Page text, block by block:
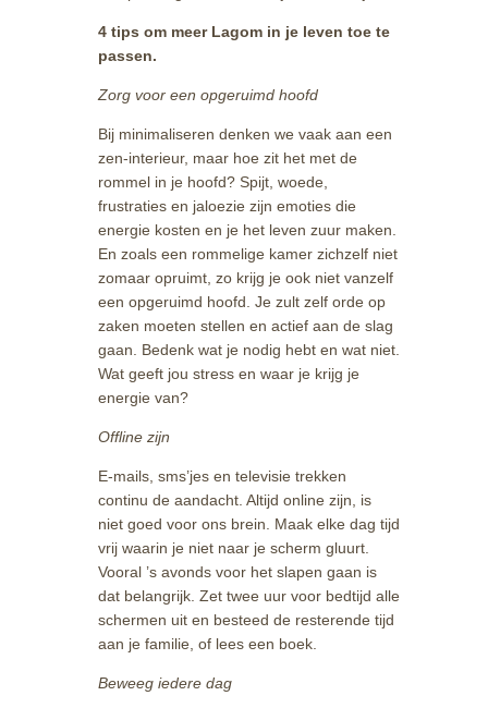
4 tips om meer Lagom in je leven toe te
passen.
Zorg voor een opgeruimd hoofd
Bij minimaliseren denken we vaak aan een
zen-interieur, maar hoe zit het met de
rommel in je hoofd? Spijt, woede,
frustraties en jaloezie zijn emoties die
energie kosten en je het leven zuur maken.
En zoals een rommelige kamer zichzelf niet
zomaar opruimt, zo krijg je ook niet vanzelf
een opgeruimd hoofd. Je zult zelf orde op
zaken moeten stellen en actief aan de slag
gaan. Bedenk wat je nodig hebt en wat niet.
Wat geeft jou stress en waar je krijg je
energie van?
Offline zijn
E-mails, sms’jes en televisie trekken
continu de aandacht. Altijd online zijn, is
niet goed voor ons brein. Maak elke dag tijd
vrij waarin je niet naar je scherm gluurt.
Vooral ’s avonds voor het slapen gaan is
dat belangrijk. Zet twee uur voor bedtijd alle
schermen uit en besteed de resterende tijd
aan je familie, of lees een boek.
Beweeg iedere dag